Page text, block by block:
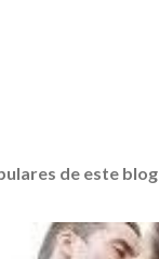
de este blog